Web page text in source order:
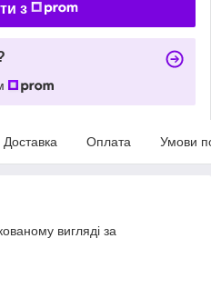
з
Доставка Оплата Умови
вигляді за